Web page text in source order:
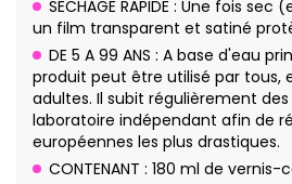
SECHAGE RAPIDE : Une fois
un film transparent et satiné
DE 5 A 99 ANS : A base d'eau
produit peut être utilisé par tous,
adultes. Il subit régulièrement
laboratoire indépendant afin de
européennes les plus drastiques.
CONTENANT : 180 ml de